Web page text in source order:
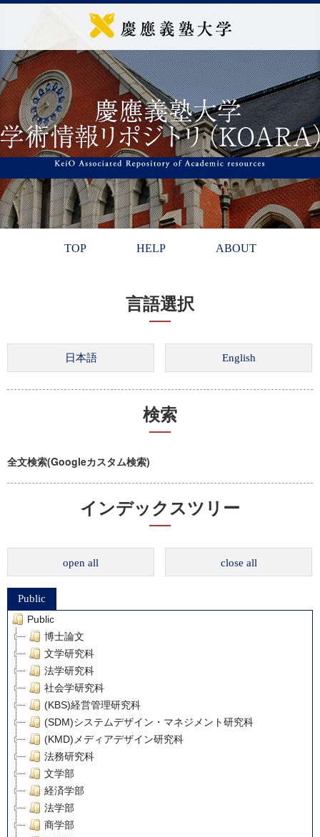
TOP HELP ABOUT
言語選択
検索
全文検索(Googleカスタム検索)
インデックスツリー
open all close all
Public
Public
博士論文
文学研究科
法学研究科
社会学研究科
(KBS)経営管理研究科
(SDM)システムデザイン・マネジメント研究科
(KMD)メディアデザイン研究科
法務研究科
文学部
経済学部
法学部
商学部